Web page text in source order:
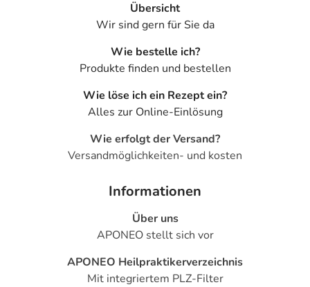
Übersicht
Wir sind gern für Sie da
Wie bestelle ich?
Produkte finden und bestellen
Wie löse ich ein Rezept ein?
Alles zur Online-Einlösung
Wie erfolgt der Versand?
Versandmöglichkeiten- und kosten
Informationen
Über uns
APONEO stellt sich vor
APONEO Heilpraktikerverzeichnis
Mit integriertem PLZ-Filter